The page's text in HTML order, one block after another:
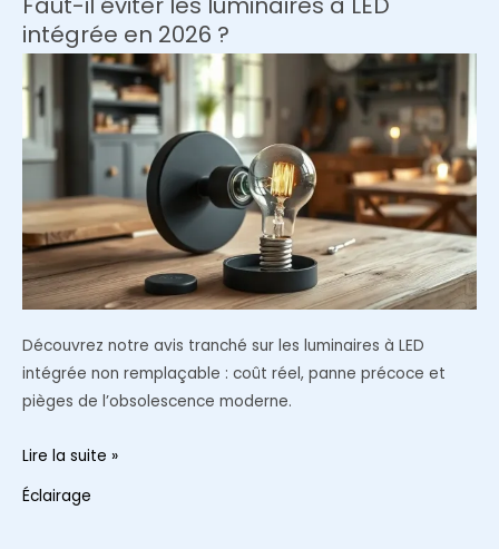
intégrée en 2026 ?
Découvrez notre avis tranché sur les luminaires à LED
intégrée non remplaçable : coût réel, panne précoce et
pièges de l’obsolescence moderne.
Faut-
il
Lire la suite »
Éclairage